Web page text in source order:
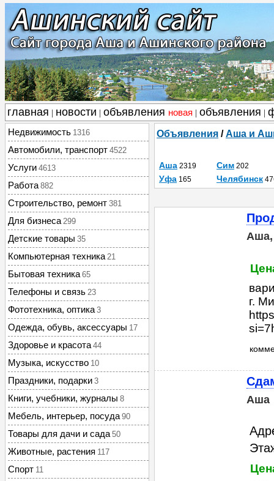
главная новости объявления новая объявления
Недвижимость 1316
Автомобили, транспорт 4522
Услуги 4613
Работа 882
Строительство, ремонт 381
Для бизнеса 299
Детские товары 35
Компьютерная техника 21
Бытовая техника 65
Телефоны и связь 23
Фототехника, оптика 3
Одежда, обувь, аксессуары 17
Здоровье и красота 44
Музыка, искусство 10
Праздники, подарки 3
Книги, учебники, журналы 8
Мебель, интерьер, посуда 90
Товары для дачи и сада 50
Животные, растения 117
Спорт 11
Объявления /Аша и
Аша 2319 Сим 202
Уфа 165 Челябинск
г.
Аша